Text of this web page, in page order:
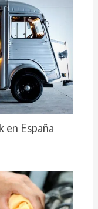
en España